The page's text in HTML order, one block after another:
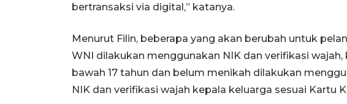
bertransaksi via digital,” katanya.
Menurut Filin, beberapa yang akan berubah untuk
WNI dilakukan menggunakan NIK dan verifikasi
bawah 17 tahun dan belum menikah dilakukan
NIK dan verifikasi wajah kepala keluarga sesuai Kartu